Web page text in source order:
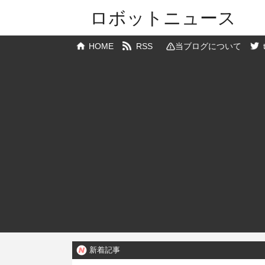
ロボットニュース
HOME RSS 当ブログについて
新着記事